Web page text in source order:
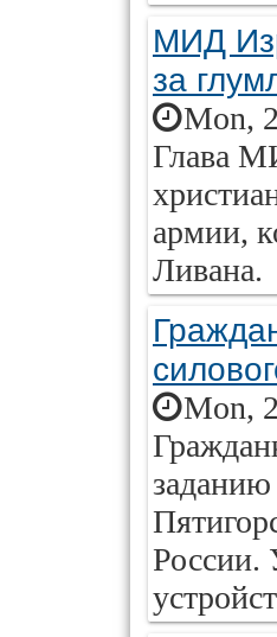
МИД
за
Mon,
Глава
армии,
Ливана.
Mon,
заданию
России.